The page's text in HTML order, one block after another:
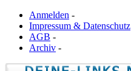
Anmelden -
Impressum & Datenschutz
AGB -
Archiv -